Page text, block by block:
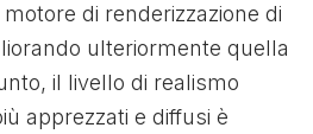
di renderizzazione di
ulteriormente quella
il livello di realismo
apprezzati e diffusi è